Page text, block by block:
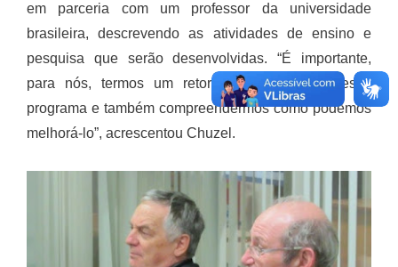
em parceria com um professor da universidade
brasileira, descrevendo as atividades de ensino e
pesquisa que serão desenvolvidas. “É importante,
para nós, termos um retorno em relação a esse
programa e também compreendermos como podemos
melhorá-lo”, acrescentou Chuzel.